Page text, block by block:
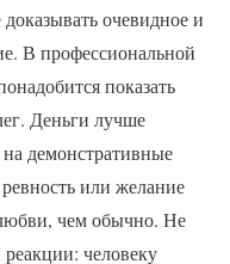
очевидное и
В профессиональной
показать
Деньги лучше
демонстративные
или желание
чем обычно. Не
человеку